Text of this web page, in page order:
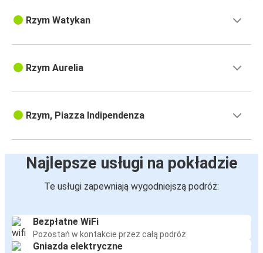
Rzym Watykan
Rzym Aurelia
Rzym, Piazza Indipendenza
Najlepsze usługi na pokładzie
Te usługi zapewniają wygodniejszą podróż:
Bezpłatne WiFi
Pozostań w kontakcie przez całą podróż
Gniazda elektryczne